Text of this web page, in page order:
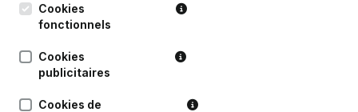
23-11-2023
Demissions - Nominations - Capital -
(NL)
Cookies
fonctionnels
Cookies
publicitaires
Cookies de